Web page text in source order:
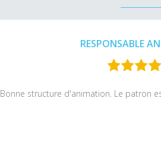
RESPONSABLE
Bonne structure d'animation. Le patron